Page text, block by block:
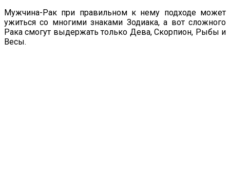
Мужчина-Рак при правильном к нему подходе может
ужиться со многими знаками Зодиака, а вот сложного
Рака смогут выдержать только Дева, Скорпион, Рыбы и
Весы.